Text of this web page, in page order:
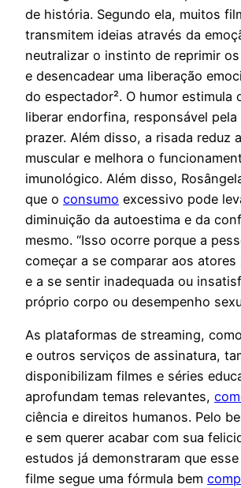
de história. Segundo ela, muitos
transmitem ideias através da
neutralizar o instinto de reprimir
e desencadear uma liberação
do espectador². O humor estimula
liberar endorfina, responsável pela
prazer. Além disso, a risada reduz
muscular e melhora o
imunológico. Além disso,
que o consumo excessivo pode
diminuição da autoestima e da
mesmo. “Isso ocorre porque a
começar a se comparar aos
e a se sentir inadequada ou
próprio corpo ou desempenho
As plataformas de streaming,
e outros serviços de assinatura,
disponibilizam filmes e séries
aprofundam temas relevantes,
ciência e direitos humanos. Pelo
e sem querer acabar com sua
estudos já demonstraram que
filme segue uma fórmula bem